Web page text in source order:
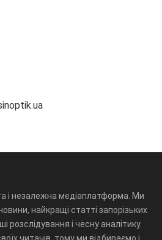
і незалежна медіаплатформа. Ми
найкращі статті запорізьких
розслідування і чесну аналітику.
читачів, тому ми відбираємо і